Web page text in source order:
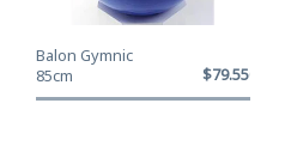
Balon Gymnic
85cm
$79.550